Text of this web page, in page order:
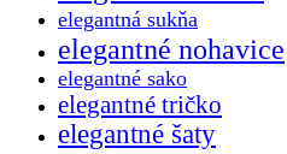
elegantná sukňa
elegantné nohavice
elegantné sako
elegantné tričko
elegantné šaty